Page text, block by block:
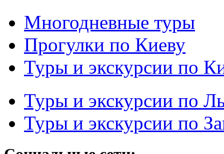
Многодневные туры
Прогулки по Киеву
Туры и экскурсии по
Туры и экскурсии по
Туры и экскурсии по